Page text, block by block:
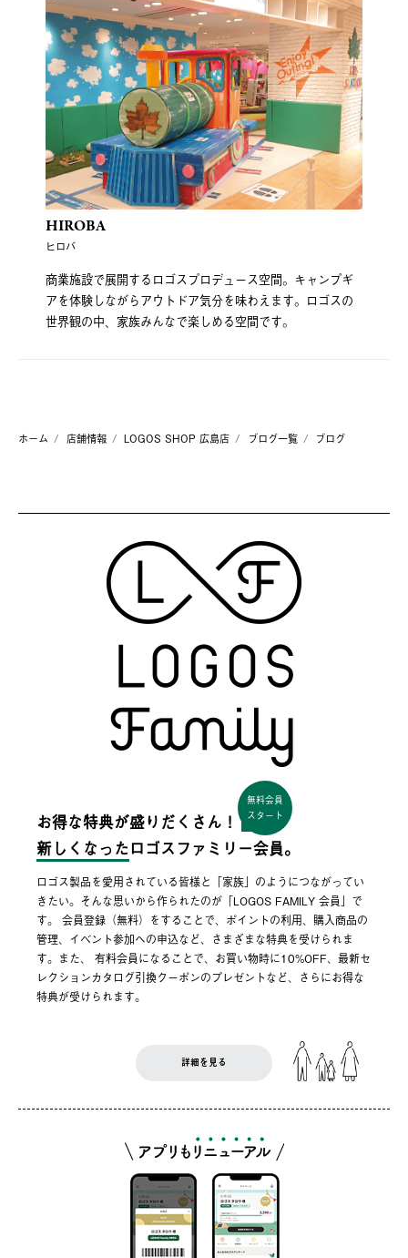
HIROBA
ヒロバ
商業施設で展開するロゴスプロデュース空間。キャンプギ
アを体験しながらアウトドア気分を味わえます。ロゴスの
世界観の中、家族みんなで楽しめる空間です。
ホーム 店舗情報 LOGOS SHOP 広島店 ブログ一覧 ブログ
お得な特典が盛りだくさん！
無料会員
スタート
新しくなった ロゴスファミリー会員。
ロゴス製品を愛用されている皆様と「家族」のようにつながってい
きたい。そんな思いから作られたのが「LOGOS FAMILY 会員」で
す。 会員登録（無料）をすることで、ポイントの利用、購入商品の
管理、イベント参加への申込など、さまざまな特典を受けられま
す。また、 有料会員になることで、お買い物時に10%OFF、最新セ
レクションカタログ引換クーポンのプレゼントなど、さらにお得な
特典が受けられます。
詳細を見る